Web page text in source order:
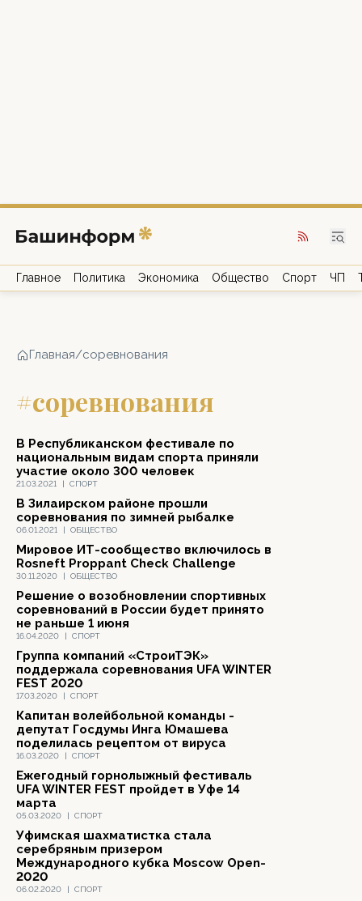
Главное Политика Экономика Общество Спорт ЧП
Главная/соревнования
#соревнования
21.03.2021 | СПОРТ
В Республиканском фестивале по
национальным видам спорта приняли
участие около 300 человек
06.01.2021 | ОБЩЕСТВО
В Зилаирском районе прошли
соревнования по зимней рыбалке
30.11.2020 | ОБЩЕСТВО
Мировое ИТ-сообщество включилось в
Rosneft Proppant Check Challenge
16.04.2020 | СПОРТ
Решение о возобновлении спортивных
соревнований в России будет принято
не раньше 1 июня
17.03.2020 | СПОРТ
Группа компаний «СтроиТЭК»
поддержала соревнования UFA WINTER
FEST 2020
16.03.2020 | СПОРТ
Капитан волейбольной команды -
депутат Госдумы Инга Юмашева
поделилась рецептом от вируса
05.03.2020 | СПОРТ
Ежегодный горнолыжный фестиваль
UFA WINTER FEST пройдет в Уфе 14
марта
06.02.2020 | СПОРТ
Уфимская шахматистка стала
серебряным призером
Международного кубка Moscow Open-
2020